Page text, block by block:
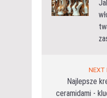
NEXT
Najlepsze
ceramidami -